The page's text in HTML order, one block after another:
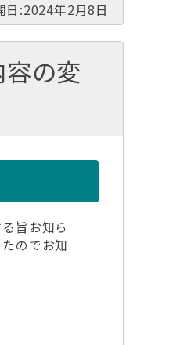
日:2024年2月8日
の変
旨お知ら
のでお知